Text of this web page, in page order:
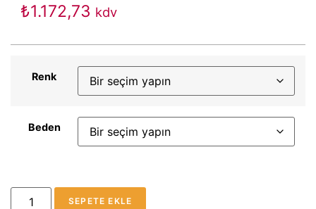
₺1.172,73 kdv
Renk
Beden
SEPETE EKLE